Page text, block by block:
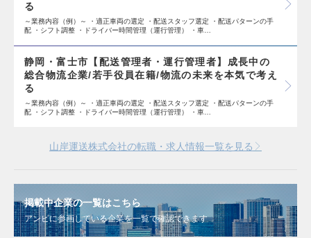
る
～業務内容（例）～ ・適正車両の選定 ・配送スタッフ選定 ・配送パターンの手
配 ・シフト調整 ・ドライバー時間管理（運行管理） ・車…
静岡・富士市【配送管理者・運行管理者】成長中の
総合物流企業/若手役員在籍/物流の未来を本気で考え
る
～業務内容（例）～ ・適正車両の選定 ・配送スタッフ選定 ・配送パターンの手
配 ・シフト調整 ・ドライバー時間管理（運行管理） ・車…
山岸運送株式会社の転職・求人情報一覧を見る
掲載中企業の一覧はこちら
アンビに参画している企業を一覧で確認できます